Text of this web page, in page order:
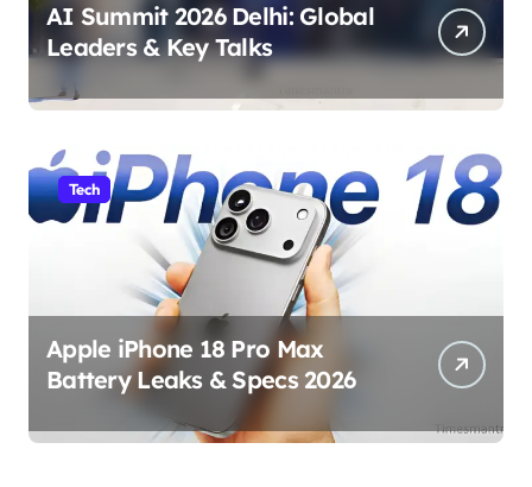
AI Summit 2026 Delhi: Global
Leaders & Key Talks
Tech
Apple iPhone 18 Pro Max
Battery Leaks & Specs 2026